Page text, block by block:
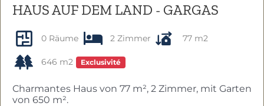
HAUS AUF DEM LAND - GARGAS
0 Räume 2 Zimmer 77 m2
646 m2 Exclusivité
Charmantes Haus von 77 m², 2 Zimmer, mit Garten
von 650 m².